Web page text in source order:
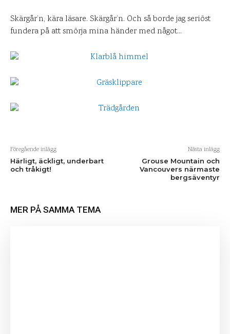
Skärgår’n, kära läsare. Skärgår’n. Och så borde jag seriöst
fundera på att smörja mina händer med något…
Föregående inlägg
Härligt, äckligt, underbart
och tråkigt!
Nästa inlägg
Grouse Mountain och
Vancouvers närmaste
bergsäventyr
MER PÅ SAMMA TEMA